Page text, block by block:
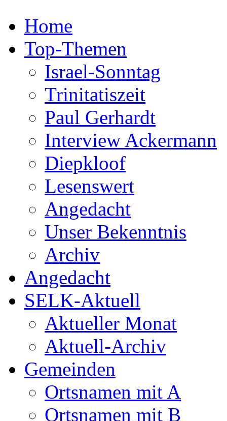
Home
Top-Themen
Israel-Sonntag
Trinitatiszeit
Paul Gerhardt
Interview Ackermann
Diepkloof
Lesenswert
Angedacht
Unser Bekenntnis
Archiv
Angedacht
SELK-Aktuell
Aktueller Monat
Aktuell-Archiv
Gemeinden
Ortsnamen mit A
Ortsnamen mit B